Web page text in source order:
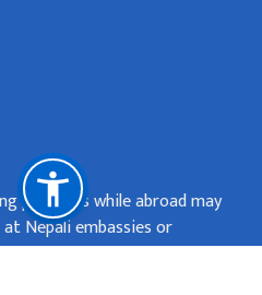
problems while abroad may
Nepali embassies or